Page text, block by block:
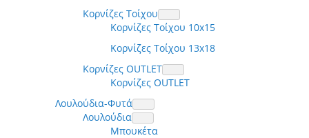
Κορνίζες Τοίχου
Κορνίζες Τοίχου 10x15
Κορνίζες Τοίχου 13x18
Κορνίζες OUTLET
Κορνίζες OUTLET
Λουλούδια-Φυτά
Λουλούδια
Μπουκέτα